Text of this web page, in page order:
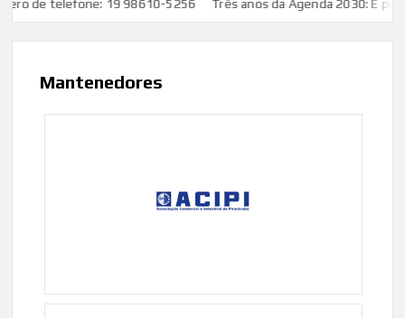
de telefone: 19 98610-5256 Três anos da Agenda 2030: É
Mantenedores